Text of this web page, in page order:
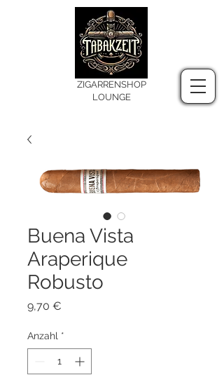
ZIGARRENSHOP
LOUNGE
Buena Vista
Araperique
Robusto
9,70 €
Anzahl *